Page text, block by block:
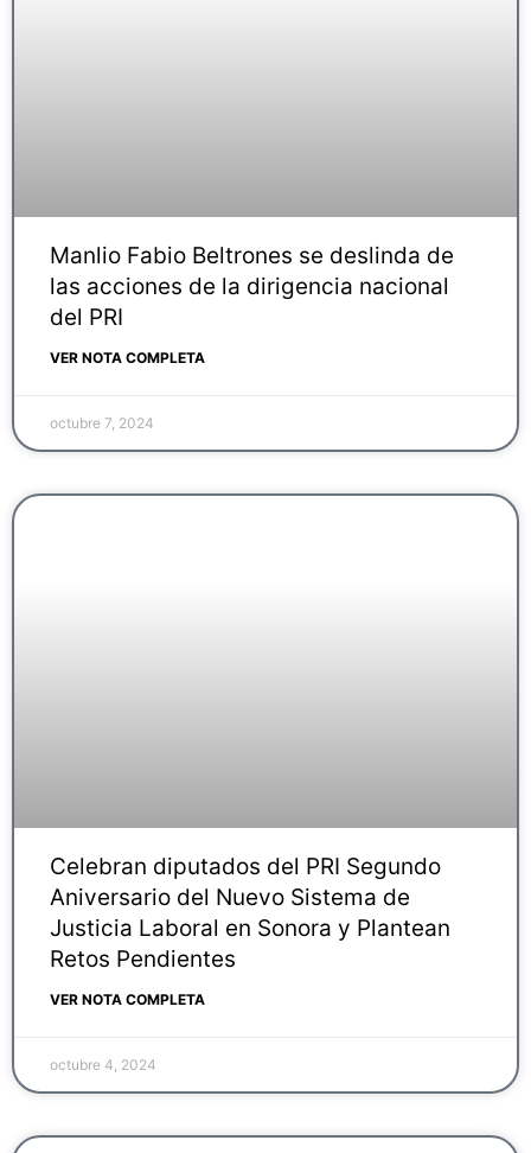
Manlio Fabio Beltrones se deslinda de
las acciones de la dirigencia nacional
del PRI
VER NOTA COMPLETA
octubre 7, 2024
Celebran diputados del PRI Segundo
Aniversario del Nuevo Sistema de
Justicia Laboral en Sonora y Plantean
Retos Pendientes
VER NOTA COMPLETA
octubre 4, 2024